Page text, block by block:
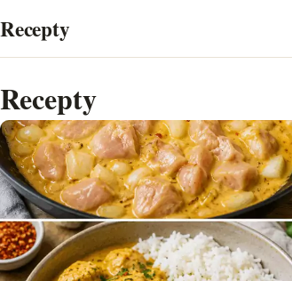
na
Recepty
Recepty